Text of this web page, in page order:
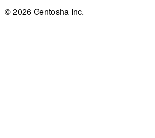
© 2026 Gentosha Inc.